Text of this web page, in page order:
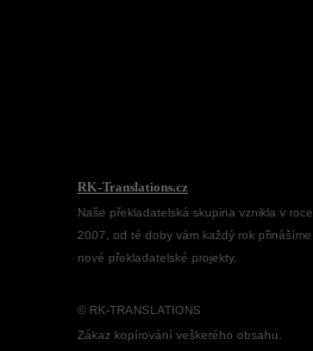
RK-Translations.cz
Naše překladatelská skupina vznikla v roce
2007, od té doby vám každý rok přinášíme
nové překladatelské projekty.
© RK-TRANSLATIONS
Zákaz kopírování veškerého obsahu.